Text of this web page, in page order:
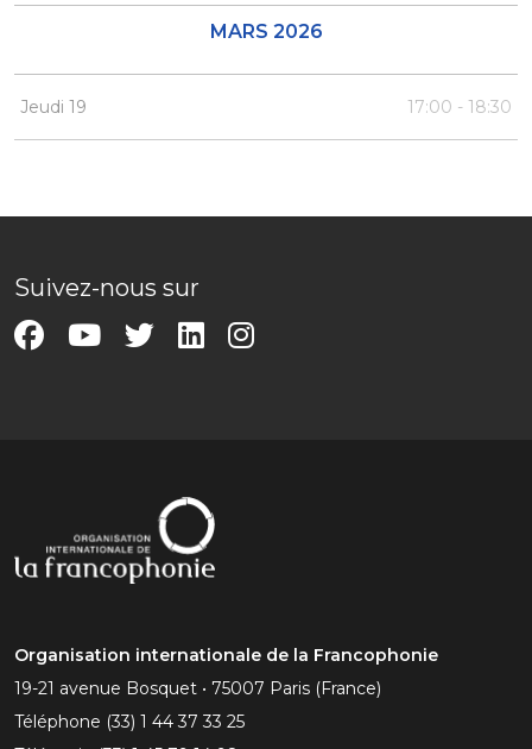
MARS 2026
Jeudi 19 17:00 - 18:30
Suivez-nous sur
Organisation internationale de la Francophonie
19-21 avenue Bosquet • 75007 Paris (France)
Téléphone (33) 1 44 37 33 25